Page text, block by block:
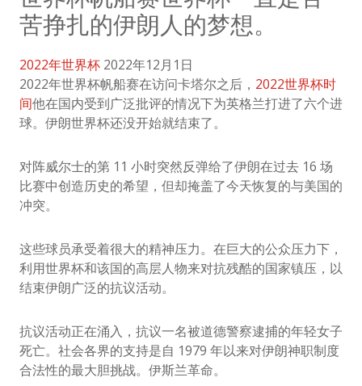
苦挣扎的伊朗人的梦想。
2022年世界杯 2022年12月1日
2022年世界杯帆船赛在访问卡塔尔之后， 2022世界杯时
间他在国内受到广泛批评的情况下为英格兰打进了六个进
球。伊朗世界杯还没开始就结束了。
对阵威尔士的第 11 小时突然反弹给了伊朗在过去 16 场
比赛中创造历史的希望，但却掩盖了今天恢复的与美国的
冲突。
这些球员承受着很大的精神压力。在巨大的公众压力下，
利用世界杯和该国的高层人物来对抗残酷的国家镇压，以
结束伊朗广泛的抗议活动。
抗议活动正在涌入，抗议一名被道德警察逮捕的年轻女子
死亡。社会各界的支持是自 1979 年以来对伊朗神职制度
合法性的最大胆挑战。伊斯兰革命。